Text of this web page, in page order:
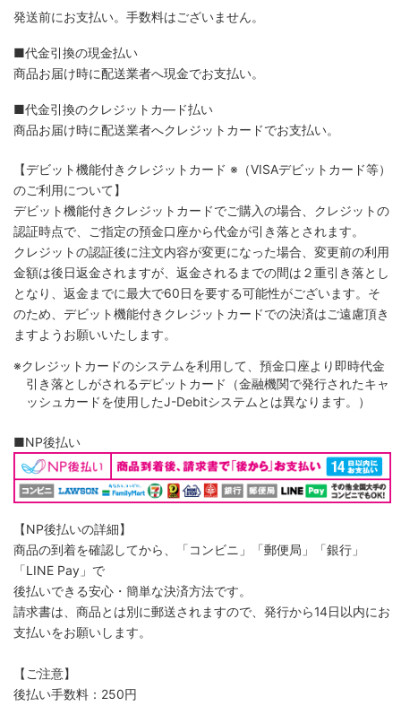
発送前にお支払い。手数料はございません。
■代金引換の現金払い
商品お届け時に配送業者へ現金でお支払い。
■代金引換のクレジットカ―ド払い
商品お届け時に配送業者へクレジットカードでお支払い。
【デビット機能付きクレジットカード ※（VISAデビットカード等）
のご利用について】
デビット機能付きクレジットカードでご購入の場合、クレジットの
認証時点で、ご指定の預金口座から代金が引き落とされます。
クレジットの認証後に注文内容が変更になった場合、変更前の利用
金額は後日返金されますが、返金されるまでの間は２重引き落とし
となり、返金までに最大で60日を要する可能性がございます。そ
のため、デビット機能付きクレジットカードでの決済はご遠慮頂き
ますようお願いいたします。
※クレジットカードのシステムを利用して、預金口座より即時代金
引き落としがされるデビットカード（金融機関で発行されたキャ
ッシュカードを使用したJ-Debitシステムとは異なります。）
■NP後払い
【NP後払いの詳細】
商品の到着を確認してから、「コンビニ」「郵便局」「銀行」
「LINE Pay」で
後払いできる安心・簡単な決済方法です。
請求書は、商品とは別に郵送されますので、発行から14日以内にお
支払いをお願いします。
【ご注意】
後払い手数料：250円